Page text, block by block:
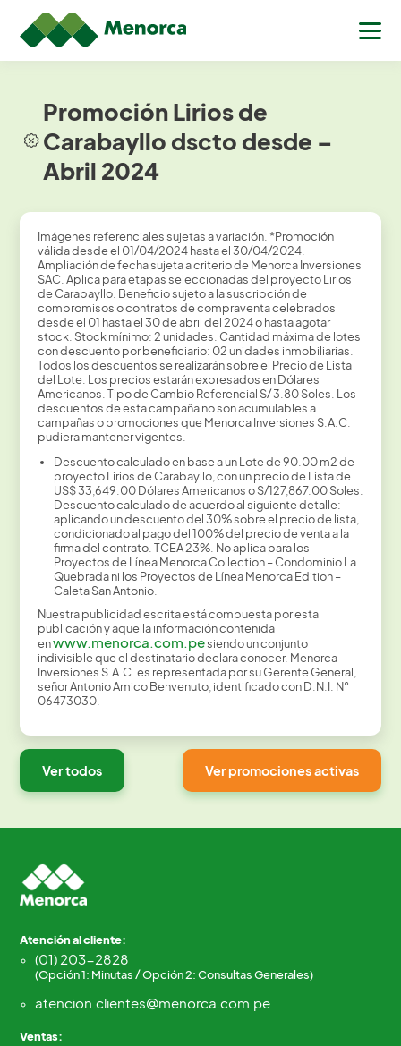
Promoción Lirios de
Carabayllo dscto desde –
Abril 2024
Imágenes referenciales sujetas a variación. *Promoción
válida desde el 01/04/2024 hasta el 30/04/2024.
Ampliación de fecha sujeta a criterio de Menorca Inversiones
SAC. Aplica para etapas seleccionadas del proyecto Lirios
de Carabayllo. Beneficio sujeto a la suscripción de
compromisos o contratos de compraventa celebrados
desde el 01 hasta el 30 de abril del 2024 o hasta agotar
stock. Stock mínimo: 2 unidades. Cantidad máxima de lotes
con descuento por beneficiario: 02 unidades inmobiliarias.
Todos los descuentos se realizarán sobre el Precio de Lista
del Lote. Los precios estarán expresados en Dólares
Americanos. Tipo de Cambio Referencial S/ 3.80 Soles. Los
descuentos de esta campaña no son acumulables a
campañas o promociones que Menorca Inversiones S.A.C.
pudiera mantener vigentes.
Descuento calculado en base a un Lote de 90.00 m2 de
proyecto Lirios de Carabayllo, con un precio de Lista de
US$ 33,649.00 Dólares Americanos o S/127,867.00 Soles.
Descuento calculado de acuerdo al siguiente detalle:
aplicando un descuento del 30% sobre el precio de lista,
condicionado al pago del 100% del precio de venta a la
firma del contrato. TCEA 23%. No aplica para los
Proyectos de Línea Menorca Collection – Condominio La
Quebrada ni los Proyectos de Línea Menorca Edition –
Caleta San Antonio.
Nuestra publicidad escrita está compuesta por esta
publicación y aquella información contenida
enwww.menorca.com.pesiendo un conjunto
indivisible que el destinatario declara conocer. Menorca
Inversiones S.A.C. es representada por su Gerente General,
señor Antonio Amico Benvenuto, identificado con D.N.I. N°
06473030.
Ver todos Ver promociones activas
Atención al cliente:
(01) 203-2828
(Opción 1: Minutas / Opción 2: Consultas Generales)
atencion.clientes@menorca.com.pe
Ventas: